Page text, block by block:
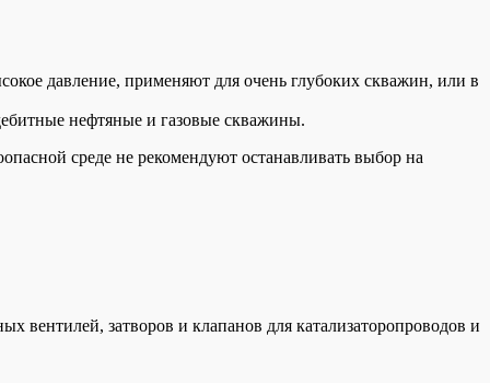
давление, применяют для очень глубоких скважин, или в
нефтяные и газовые скважины.
среде не рекомендуют останавливать выбор на
затворов и клапанов для катализаторопроводов и